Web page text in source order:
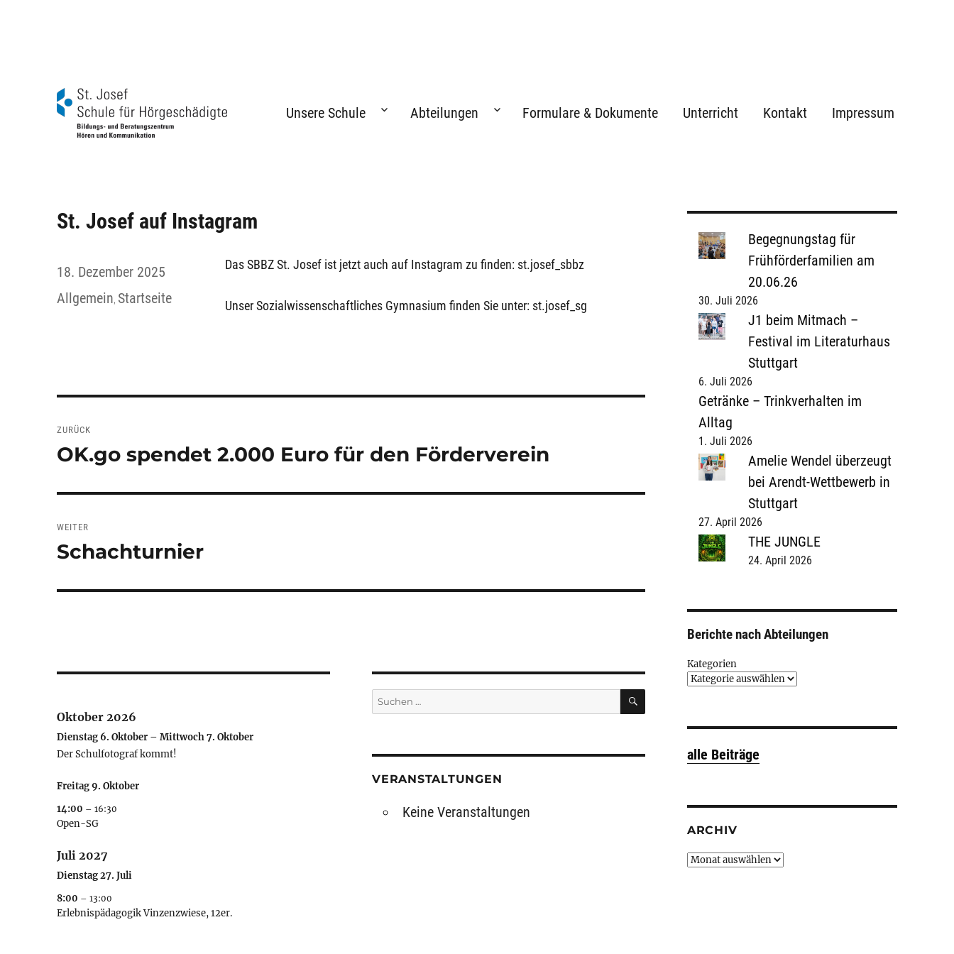
Unsere Schule Abteilungen Formulare & Dokumente Unterricht Kontakt Impressum
St. Josef auf Instagram
Das SBBZ St. Josef ist jetzt auch auf Instagram zu finden: st.josef_sbbz
Unser Sozialwissenschaftliches Gymnasium finden Sie unter: st.josef_sg
Veröffentlicht
18. Dezember 2025
Kategorien
Allgemein, Startseite
ZURÜCK
Vorheriger
OK.go spendet 2.000 Euro für den Förderverein
WEITER
Nächster
Schachturnier
Oktober 2026
Dienstag 6. Oktober –Mittwoch7. Oktober
Der Schulfotograf kommt!
Freitag9. Oktober
14:00 – 16:30
Open-SG
Juli 2027
Dienstag27. Juli
8:00 – 13:00
Erlebnispädagogik Vinzenzwiese, 12er.
Suchen
nach:
SUCHEN
VERANSTALTUNGEN
Keine Veranstaltungen
Begegnungstag für
Frühförderfamilien am
20.06.26
30. Juli 2026
J1 beim Mitmach –
Festival im Literaturhaus
Stuttgart
6. Juli 2026
Getränke – Trinkverhalten im
Alltag
1. Juli 2026
Amelie Wendel überzeugt
bei Arendt-Wettbewerb in
Stuttgart
27. April 2026
THE JUNGLE
24. April 2026
Berichte nach Abteilungen
Kategorien
alle Beiträge
ARCHIV
Archiv